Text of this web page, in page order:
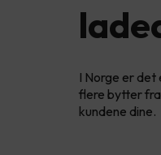
I Norge er
flere bytter
kundene dine.